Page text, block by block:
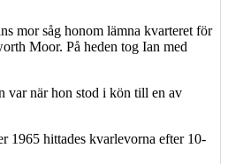
mor såg honom lämna kvarteret för
Moor. På heden tog Ian med
var när hon stod i kön till en av
1965 hittades kvarlevorna efter 10-